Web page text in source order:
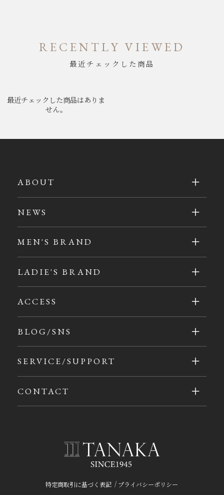
RECENTLY VIEWED
最近チェックした商品
最近チェックした商品はありま
せん。
特定商取引に基づく表記 / プライバシーポリシー
ABOUT
NEWS
MEN'S BRAND
LADIE'S BRAND
ACCESS
BLOG/SNS
SERVICE/SUPPORT
CONTACT